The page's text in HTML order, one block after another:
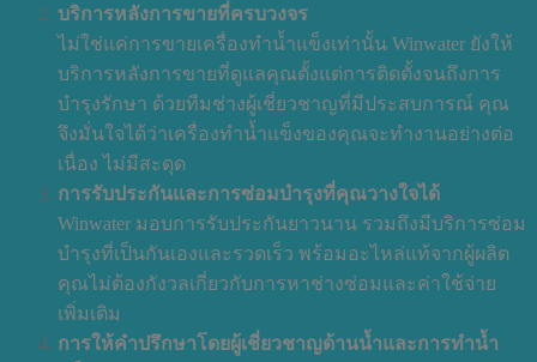
บริการหลังการขายที่ครบวงจร
ไม่ใช่แค่การขายเครื่องทำน้ำแข็งเท่านั้น Winwater ยังให้
บริการหลังการขายที่ดูแลคุณตั้งแต่การติดตั้งจนถึงการ
บำรุงรักษา ด้วยทีมช่างผู้เชี่ยวชาญที่มีประสบการณ์ คุณ
จึงมั่นใจได้ว่าเครื่องทำน้ำแข็งของคุณจะทำงานอย่างต่อ
เนื่อง ไม่มีสะดุด
การรับประกันและการซ่อมบำรุงที่คุณวางใจได้
Winwater มอบการรับประกันยาวนาน รวมถึงมีบริการซ่อม
บำรุงที่เป็นกันเองและรวดเร็ว พร้อมอะไหล่แท้จากผู้ผลิต
คุณไม่ต้องกังวลเกี่ยวกับการหาช่างซ่อมและค่าใช้จ่าย
เพิ่มเติม
การให้คำปรึกษาโดยผู้เชี่ยวชาญด้านน้ำและการทำน้ำ